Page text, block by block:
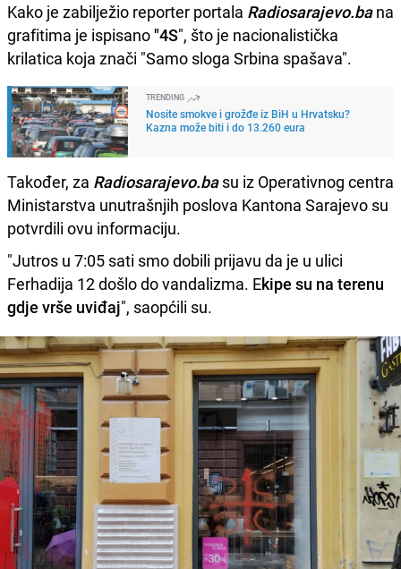
Kako je zabilježio reporter portala Radiosarajevo.bana
grafitima je ispisano"4S", što je nacionalistička
krilatica koja znači "Samo sloga Srbina spašava".
TRENDING
Nosite smokve i grožđe iz BiH u Hrvatsku?
Kazna može biti i do 13.260 eura
Također, za Radiosarajevo.basu iz Operativnog centra
Ministarstva unutrašnjih poslova Kantona Sarajevo su
potvrdili ovu informaciju.
"Jutros u 7:05 sati smo dobili prijavu da je u ulici
Ferhadija 12 došlo do vandalizma. Ekipe su na terenu
gdje vrše uviđaj", saopćili su.